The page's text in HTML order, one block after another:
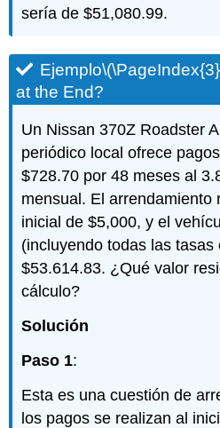
sería de $51,080.99.
Ejemplo
at the End?
Un Nissan 370Z Roadster
periódico local ofrece
$728.70 por 48 meses al
mensual. El arrendamiento
inicial de $5,000, y el
(incluyendo todas las tasas
$53.614.83. ¿Qué valor
cálculo?
Solución
Paso 1:
Esta es una cuestión de
los pagos se realizan al